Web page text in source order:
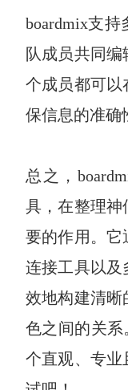
boardmix支
队成员共同
个成员都可以
保信息的准确
总之，
具，在整理神
要的作用。它
连接工具以及
效地构建清晰
色之间的关系
个直观、专业